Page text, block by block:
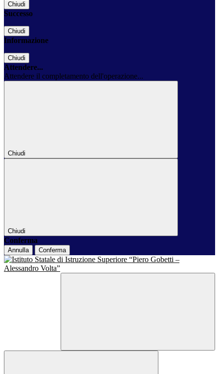
Chiudi
Successo
Chiudi
Informazione
Chiudi
Attendere...
Attendere il completamento dell'operazione...
Chiudi
Chiudi
Conferma
Annulla Conferma